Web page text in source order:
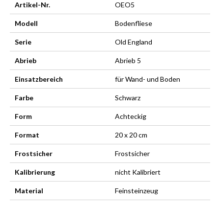
Artikel-Nr. OEO5
Modell Bodenfliese
Serie Old England
Abrieb Abrieb 5
Einsatzbereich für Wand- und Boden
Farbe Schwarz
Form Achteckig
Format 20 x 20 cm
Frostsicher Frostsicher
Kalibrierung nicht Kalibriert
Material Feinsteinzeug